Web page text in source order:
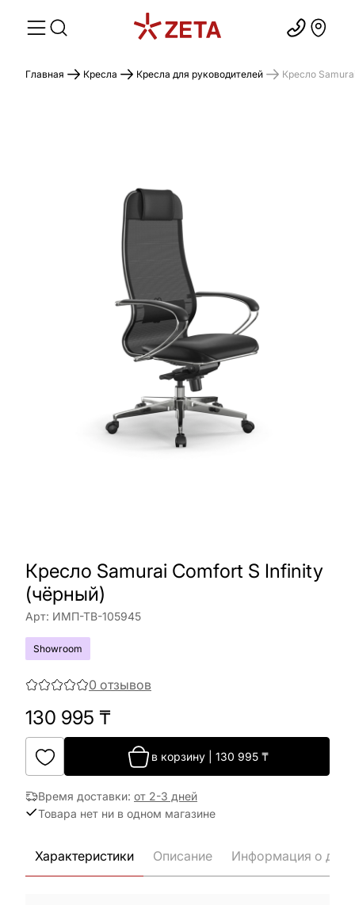
Главная Кресла Кресла для руководителей Кресло
Кресло Samurai Comfort S Infinity
(чёрный)
Арт: ИМП-ТВ-105945
Showroom
0 отзывов
130 995 ₸
в корзину| 130 995₸
Время доставки: от 2-3 дней
Товара нет ни в одном магазине
Характеристики Описание Информация о